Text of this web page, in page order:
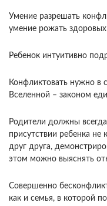
Умение разрешать
умение рожать
Ребенок интуитивно
Конфликтовать нужно в
Вселенной – законом
Родители должны
присутствии ребенка не
друг друга,
этом можно выяснять
Совершенно
как и семья, в которой